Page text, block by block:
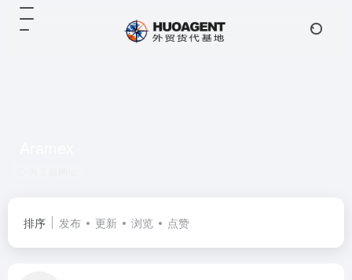
排序 发布 更新 浏览 点赞